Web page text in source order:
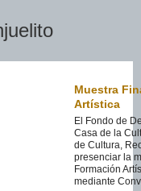
Muestra
Artística
El Fondo de
Casa de la
de Cultura,
presenciar la
Formación
mediante